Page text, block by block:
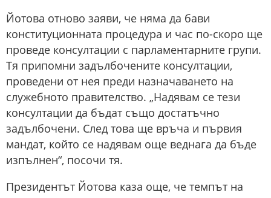
Йотова отново заяви, че няма да бави
конституционната процедура и час по-скоро ще
проведе консултации с парламентарните групи.
Тя припомни задълбочените консултации,
проведени от нея преди назначаването на
служебното правителство. „Надявам се тези
консултации да бъдат също достатъчно
задълбочени. След това ще връча и първия
мандат, който се надявам още веднага да бъде
изпълнен“, посочи тя.
Президентът Йотова каза още, че темпът на